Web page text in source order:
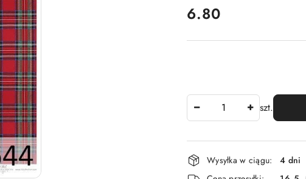
cena:
6.80
szt.
Dostępność
i
Wysyłka w ciągu:
4 dni